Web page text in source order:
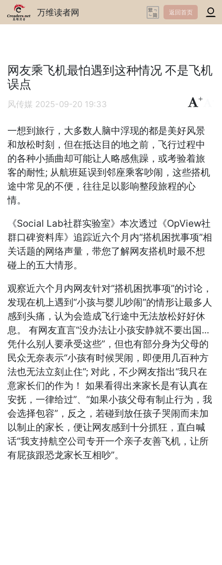
万维读者网 返回首页
网友乘飞机最怕遇到这种情况 不是飞机
误点
风传媒 2025-09-20 19:33
+
一想到旅行，大多数人脑中浮现的都是美好风景
和放松时刻，但在抵达目的地之前，飞行过程中
的各种小插曲却可能让人略感焦躁，或考验着旅
客的耐性; 从航班延误到邻座乘客吵闹，这些搭机
途中常见的不便，往往足以影响整段旅程的心
情。
《Social Lab社群实验室》本次透过《OpView社
群口碑资料库》追踪近六个月内“搭机困扰事项”相
关话题的网络声量，带您了解网友搭机时最不想
碰上的五大情形。
观察近六个月内网友针对“搭机困扰事项”的讨论，
发现在机上遇到“小孩与婴儿吵闹”的情形让最多人
感到头痛，认为会造成飞行途中无法放松好好休
息。 有网友直言“没办法让小孩安静就不要出国...
凭什么别人要承受这些”，但也有部分身为父母的
民众无奈表示“小孩有时候哭闹，即便用几百种方
法也无法立刻止住”; 对此，不少网友指出“我只在
意家长们的作为！ 如果看得出来家长是有认真在
安抚，一律给过”、“如果小孩父母有制止行为，我
会选择包容”，反之，若碰到放任孩子哭闹而未加
以制止的家长，便让网友感到十分抓狂，直白喊
话“我支持航空公司专开一个亲子友善飞机，让所
有屁孩跟恐龙家长互相吵”。